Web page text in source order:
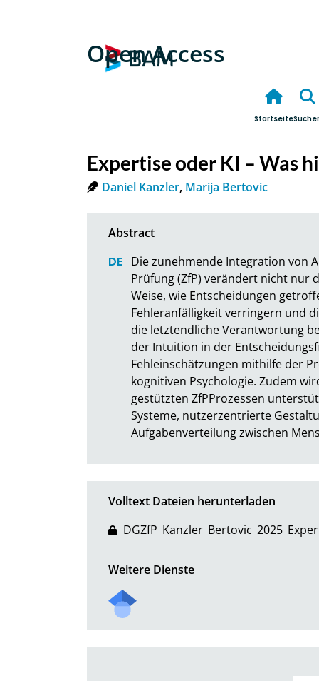
Open Access
Startseite
Expertise oder KI – Was
Daniel Kanzler, Marija Bertovic
Die zunehmende Integration von
Prüfung (ZfP) verändert nicht nur
Weise, wie Entscheidungen
Fehleranfälligkeit verringern und
die letztendliche Verantwortung
der Intuition in der
Fehleinschätzungen mithilfe der
kognitiven Psychologie. Zudem
gestützten ZfPProzessen
Systeme, nutzerzentrierte
Aufgabenverteilung zwischen
Volltext Dateien herunterladen
Weitere Dienste